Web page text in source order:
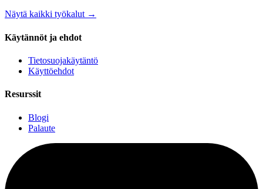
Näytä kaikki työkalut→
Käytännöt ja ehdot
Tietosuojakäytäntö
Käyttöehdot
Resurssit
Blogi
Palaute